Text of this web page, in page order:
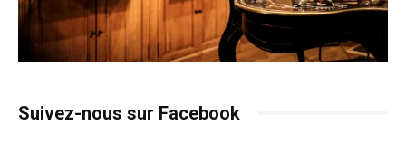
Suivez-nous sur Facebook